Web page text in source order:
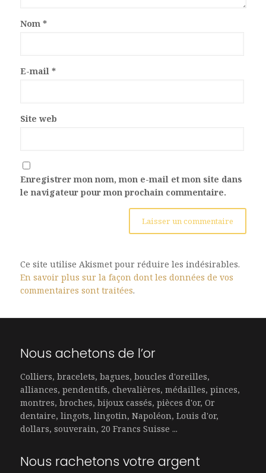
Nom *
E-mail *
Site web
Enregistrer mon nom, mon e-mail et mon site dans
le navigateur pour mon prochain commentaire.
Ce site utilise Akismet pour réduire les indésirables.
En savoir plus sur la façon dont les données de vos
commentaires sont traitées.
Nous achetons de l’or
Colliers, bracelets, bagues, boucles d'oreilles,
alliances, pendentifs, chevalières, médailles, pinces,
montres, broches, bijoux cassés, pièces d'or, Or
dentaire, lingots, lingotin, Napoléon, Louis d'or,
dollars, souverain, 20 Francs Suisse ...
Nous rachetons votre argent